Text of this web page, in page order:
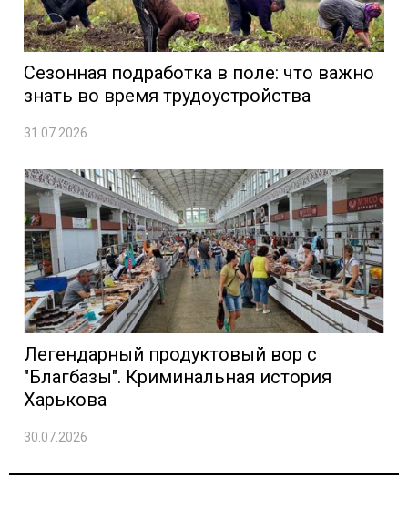
Сезонная подработка в поле: что важно
знать во время трудоустройства
31.07.2026
Легендарный продуктовый вор с
"Благбазы". Криминальная история
Харькова
30.07.2026